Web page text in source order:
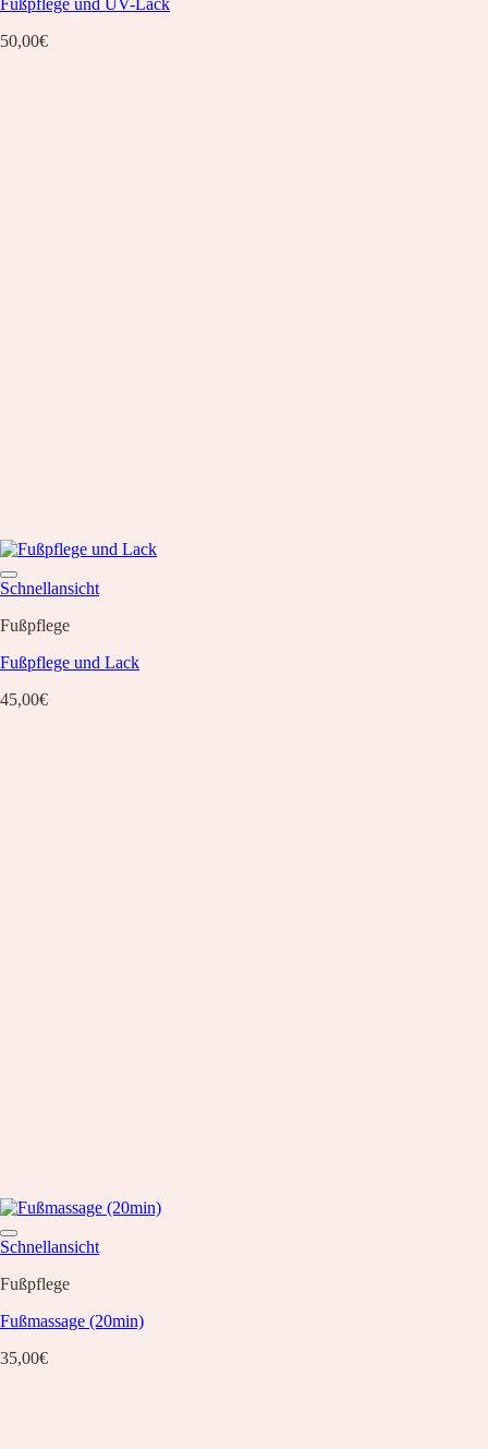
50,00€
Schnellansicht
Fußpflege
Fußpflege und Lack
45,00€
Schnellansicht
Fußpflege
Fußmassage (20min)
35,00€